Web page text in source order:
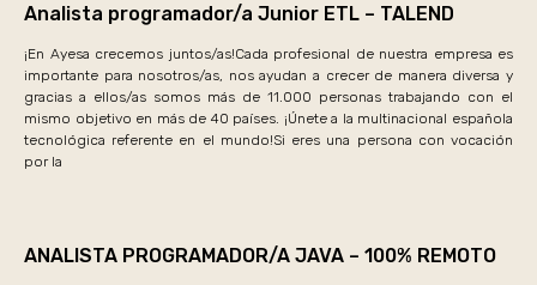
Analista programador/a Junior ETL – TALEND
¡En Ayesa crecemos juntos/as!Cada profesional de nuestra empresa es
importante para nosotros/as, nos ayudan a crecer de manera diversa y
gracias a ellos/as somos más de 11.000 personas trabajando con el
mismo objetivo en más de 40 países. ¡Únete a la multinacional española
tecnológica referente en el mundo!Si eres una persona con vocación
por la
ANALISTA PROGRAMADOR/A JAVA – 100% REMOTO